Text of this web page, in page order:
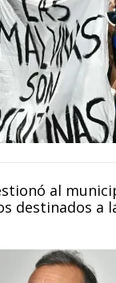
al
destinados a